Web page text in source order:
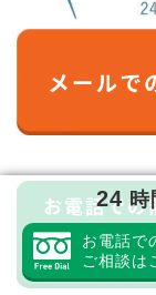
24時
お電話で
ご相談は